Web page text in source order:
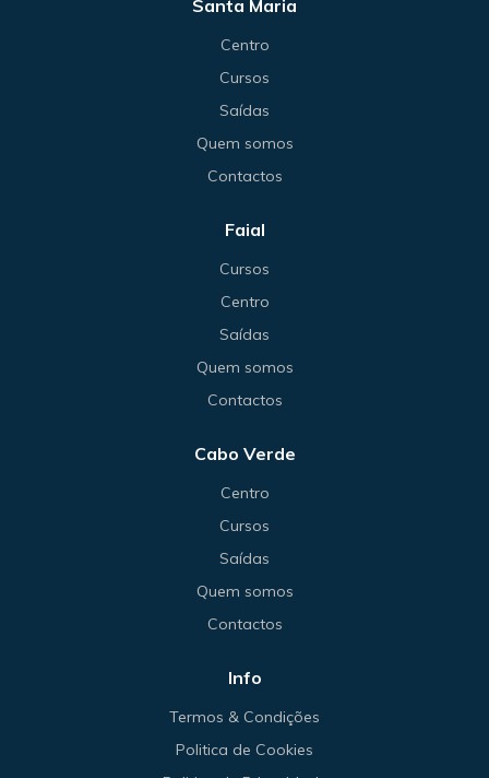
Santa Maria
Centro
Cursos
Saídas
Quem somos
Contactos
Faial
Cursos
Centro
Saídas
Quem somos
Contactos
Cabo Verde
Centro
Cursos
Saídas
Quem somos
Contactos
Info
Termos & Condições
Politica de Cookies